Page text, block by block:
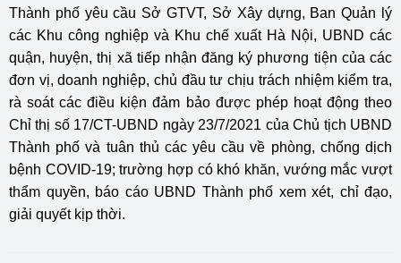
Thành phố yêu cầu Sở GTVT, Sở Xây dựng, Ban Quản lý
các Khu công nghiệp và Khu chế xuất Hà Nội, UBND các
quận, huyện, thị xã tiếp nhận đăng ký phương tiện của các
đơn vị, doanh nghiệp, chủ đầu tư chịu trách nhiệm kiểm tra,
rà soát các điều kiện đảm bảo được phép hoạt động theo
Chỉ thị số 17/CT-UBND ngày 23/7/2021 của Chủ tịch UBND
Thành phố và tuân thủ các yêu cầu về phòng, chống dịch
bệnh COVID-19; trường hợp có khó khăn, vướng mắc vượt
thẩm quyền, báo cáo UBND Thành phố xem xét, chỉ đạo,
giải quyết kịp thời.